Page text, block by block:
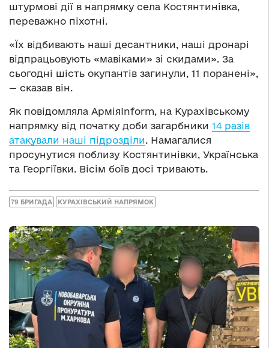
штурмові дії в напрямку села Костянтинівка,
переважно піхотні.
«Їх відбивають наші десантники, наші дронарі
відпрацьовують «мавіками» зі скидами». За
сьогодні шість окупантів загинули, 11 поранені»,
— сказав він.
Як повідомляла АрміяInform, на Курахівському
напрямку від початку доби загарбники 14 разів
атакували наші підрозділи. Намагалися
просунутися поблизу Костянтинівки, Українська
та Георгіївки. Вісім боїв досі тривають.
79 БРИГАДА КУРАХІВСЬКИЙ НАПРЯМОК